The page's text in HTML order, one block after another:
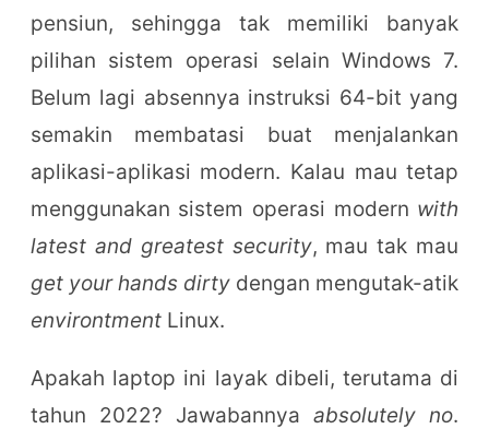
pensiun, sehingga tak memiliki banyak
pilihan sistem operasi selain Windows 7.
Belum lagi absennya instruksi 64-bit yang
semakin membatasi buat menjalankan
aplikasi-aplikasi modern. Kalau mau tetap
menggunakan sistem operasi modern with
latest and greatest security, mau tak mau
get your hands dirty dengan mengutak-atik
environtment Linux.
Apakah laptop ini layak dibeli, terutama di
tahun 2022? Jawabannyaabsolutely no.